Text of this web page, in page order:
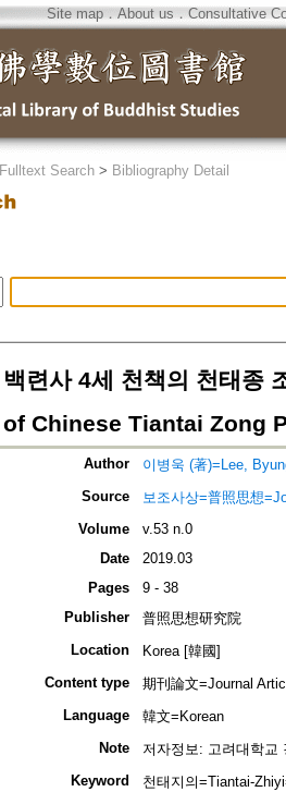
Site map．About us ． Consultative
Fulltext Search > Bibliography Detail
백련사 4세 천책의 천태
of Chinese Tiantai Zong
Author
이병욱 (著)=Lee,
Source
보조사상=普照思想
Volume
v.53 n.0
Date
2019.03
Pages
9 - 38
Publisher
普照思想研究院
Location
Korea [韓國]
Content type
期刊論文=Journal
Language
韓文=Korean
Note
저자정보: 고려대학교
Keyword
천태지의=Tiantai-